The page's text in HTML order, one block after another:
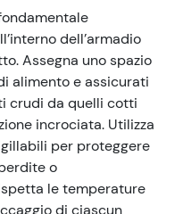
dell’armadio
Assegna uno spazio
alimento e assicurati
crudi da quelli cotti
incrociata. Utilizza
per proteggere
o
le temperature
di ciascun